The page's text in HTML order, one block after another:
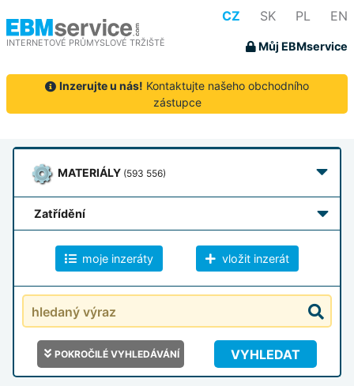
INTERNETOVÉ PRŮMYSLOVÉ TRŽIŠTĚ
CZ SK PL EN
Můj EBMservice
Inzerujte u nás! Kontaktujte našeho obchodního
zástupce
MATERIÁLY (593 556)
zatřídění
moje inzeráty vložit inzerát
POKROČILÉ VYHLEDÁVÁNÍ VYHLEDAT